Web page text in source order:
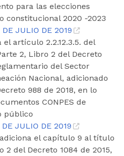
para las elecciones
constitucional 2020 -2023
JULIO DE 2019
artículo 2.2.12.3.5. del
2, Libro 2 del Decreto
del Sector
Nacional, adicionado
988 de 2018, en lo
CONPES de
público
JULIO DE 2019
el capítulo 9 al título
del Decreto 1084 de 2015,